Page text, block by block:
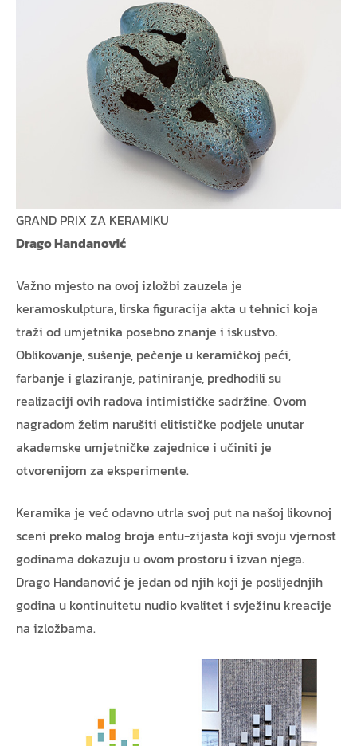
GRAND PRIX ZA KERAMIKU
Drago Handanović
Važno mjesto na ovoj izložbi zauzela je
keramoskulptura, lirska figuracija akta u tehnici koja
traži od umjetnika posebno znanje i iskustvo.
Oblikovanje, sušenje, pečenje u keramičkoj peći,
farbanje i glaziranje, patiniranje, predhodili su
realizaciji ovih radova intimističke sadržine. Ovom
nagradom želim narušiti elitističke podjele unutar
akademske umjetničke zajednice i učiniti je
otvorenijom za eksperimente.
Keramika je već odavno utrla svoj put na našoj likovnoj
sceni preko malog broja entu-zijasta koji svoju vjernost
godinama dokazuju u ovom prostoru i izvan njega.
Drago Handanović je jedan od njih koji je poslijednjih
godina u kontinuitetu nudio kvalitet i svježinu kreacije
na izložbama.